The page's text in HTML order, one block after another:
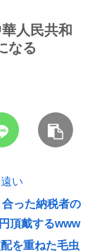
人民共和
なる
い
った納税者の
頂戴するwww
を重ねた毛虫